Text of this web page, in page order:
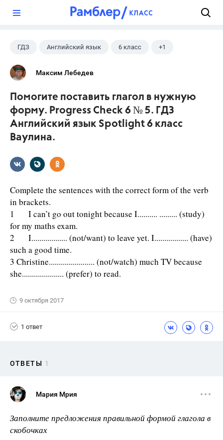
ГДЗ Английский язык 6 класс +1
Ваулина Ю.Е.
Максим Лебедев
Помогите поставить глагол в нужную
форму. Progress Check 6 № 5. ГДЗ
Английский язык Spotlight 6 класс
Ваулина.
Complete the sentences with the correct form of the verb
in brackets.
1 I can’t go out tonight because I.......... ......... (study)
for my maths exam.
2 I.................. (not/want) to leave yet. I................. (have)
such a good time.
3 Christine....................... (not/watch) much TV because
she..................... (prefer) to read.
9 октября 2017
1 ответ
ОТВЕТЫ 1
Мария Мрия
Заполните предложения правильной формой глагола в
скобочках